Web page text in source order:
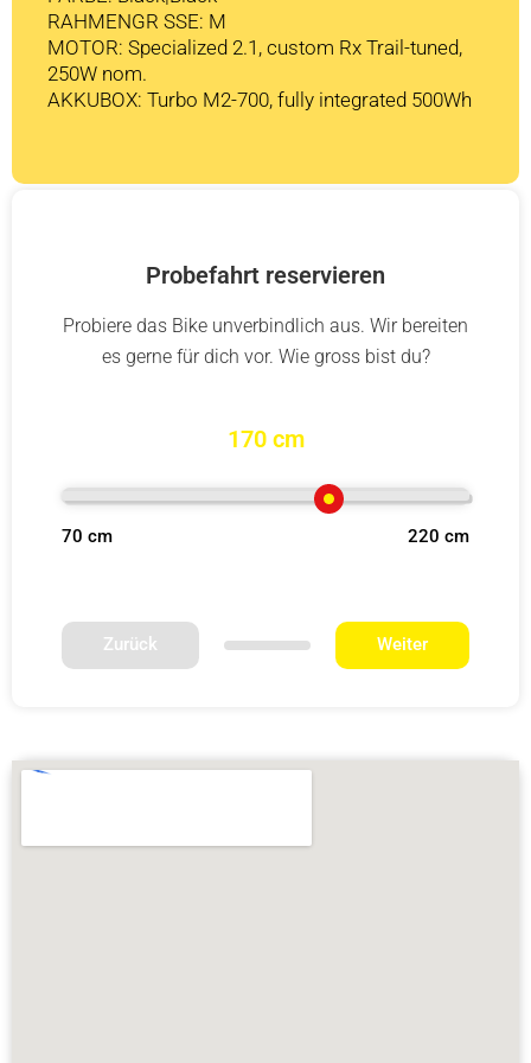
RAHMENGR SSE: M
MOTOR: Specialized 2.1, custom Rx Trail-tuned,
250W nom.
AKKUBOX: Turbo M2-700, fully integrated 500Wh
Probefahrt reservieren
Probiere das Bike unverbindlich aus. Wir bereiten
es gerne für dich vor. Wie gross bist du?
170 cm
70 cm 220 cm
Zurück Weiter